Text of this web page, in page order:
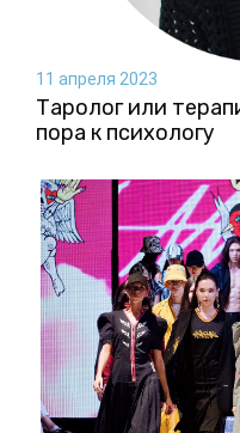
11 апреля 2023
Таролог или
пора к психологу